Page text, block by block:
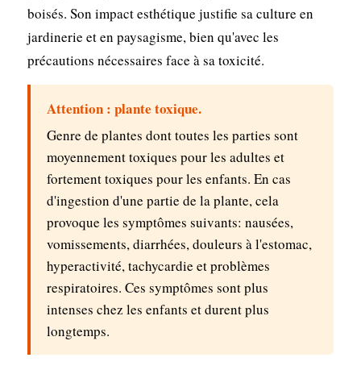
boisés. Son impact esthétique justifie sa culture en
jardinerie et en paysagisme, bien qu'avec les
précautions nécessaires face à sa toxicité.
Attention : plante toxique.
Genre de plantes dont toutes les parties sont
moyennement toxiques pour les adultes et
fortement toxiques pour les enfants. En cas
d'ingestion d'une partie de la plante, cela
provoque les symptômes suivants: nausées,
vomissements, diarrhées, douleurs à l'estomac,
hyperactivité, tachycardie et problèmes
respiratoires. Ces symptômes sont plus
intenses chez les enfants et durent plus
longtemps.